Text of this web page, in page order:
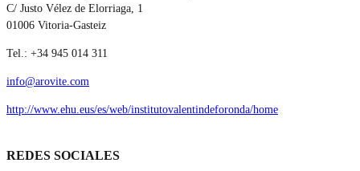
C/ Justo Vélez de Elorriaga, 1
01006 Vitoria-Gasteiz
Tel.: +34 945 014 311
info@arovite.com
http://www.ehu.eus/es/web/institutovalentindeforonda/home
REDES SOCIALES